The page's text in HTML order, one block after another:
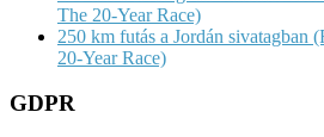
The 20-Year Race)
250 km futás a Jordán sivatagban
20-Year Race)
GDPR